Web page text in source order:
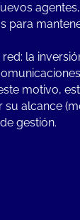
para
la
motivo,
su alcance
gestión.